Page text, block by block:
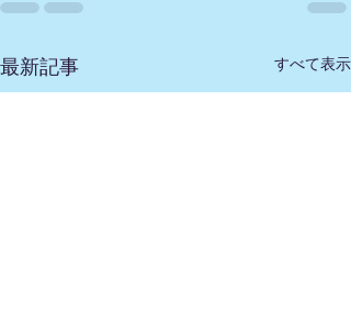
最新記事 すべて表示